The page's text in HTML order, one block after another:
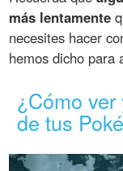
más lentamente
necesites hacer
hemos dicho para
¿Cómo
de tus